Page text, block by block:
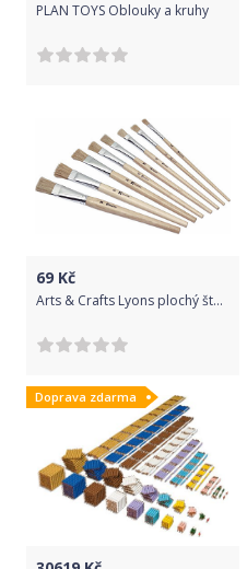
PLAN TOYS Oblouky a kruhy
69 Kč
Arts & Crafts Lyons plochý štětec vel. 6, krátká lakovaná rukojeť (12 ks)
Doprava zdarma